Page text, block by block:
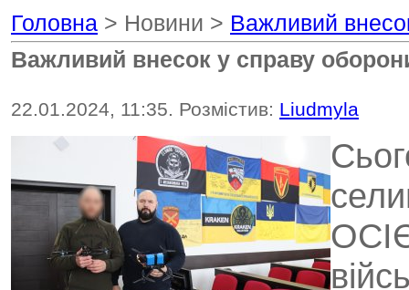
Головна > Новини > Важливий
Важливий внесок у справу
22.01.2024, 11:35. Розмістив: Liudmyla